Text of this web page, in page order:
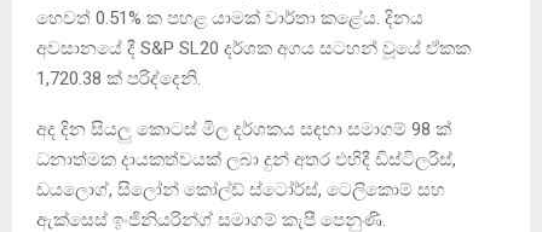
හෙවත් 0.51% ක පහළ යාමක් වාර්තා කළේය. දිනය
අවසානයේ දී S&P SL20 දර්ශක අගය සටහන් වූයේ ඒකක
1,720.38 ක් පරිද්දෙනි.
අද දින සියලු කොටස් මිල දර්ශකය සඳහා සමාගම් 98 ක්
ධනාත්මක දායකත්වයක් ලබා දුන් අතර එහිදී ඩිස්ටිලරීස්,
ඩයලොග්, සිලෝන් කෝල්ඩ් ස්ටෝර්ස්, ටෙලිකොම් සහ
ඇක්සෙස් ඉංජිනියරින්ග් සමාගම් කැපී පෙනුණි.